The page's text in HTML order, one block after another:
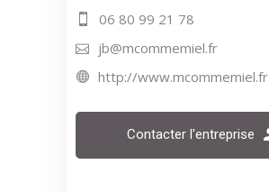
06 80 99 21 78
jb@mcommemiel.fr
http://www.mcommemiel.fr
Contacter l'entreprise